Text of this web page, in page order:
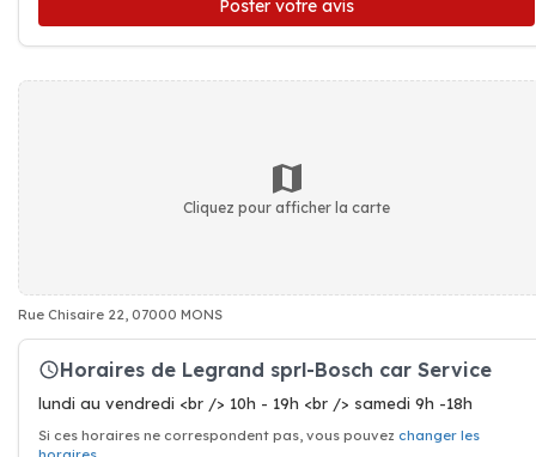
Poster votre avis
Cliquez pour afficher la carte
Rue Chisaire 22, 07000 MONS
Horaires de Legrand sprl-Bosch car Service
lundi au vendredi <br /> 10h - 19h <br /> samedi 9h -18h
Si ces horaires ne correspondent pas, vous pouvez changer les